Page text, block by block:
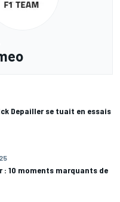
Depailler se tuait en essais
: 10 moments marquants de